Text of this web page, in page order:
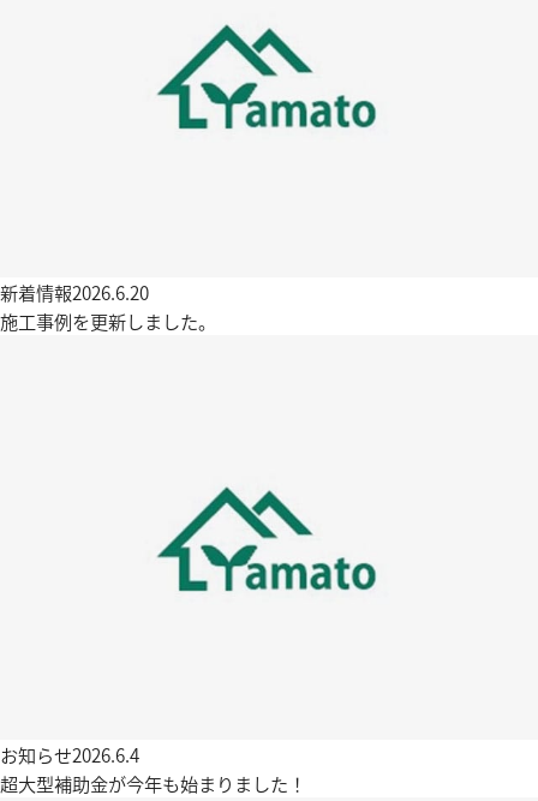
新着情報2026.6.20
施工事例を更新しました。
お知らせ2026.6.4
超大型補助金が今年も始まりました！